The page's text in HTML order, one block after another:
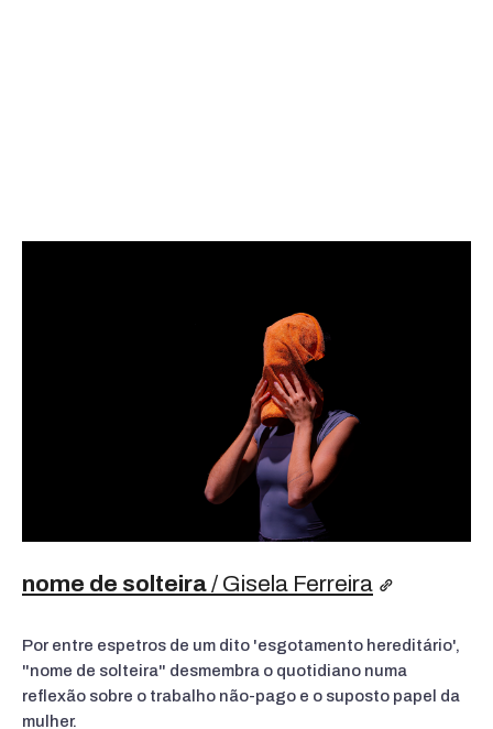
nome de solteira/ Gisela Ferreira
Por entre espetros de um dito 'esgotamento hereditário',
"nome de solteira" desmembra o quotidiano numa
reflexão sobre o trabalho não-pago e o suposto papel da
mulher.